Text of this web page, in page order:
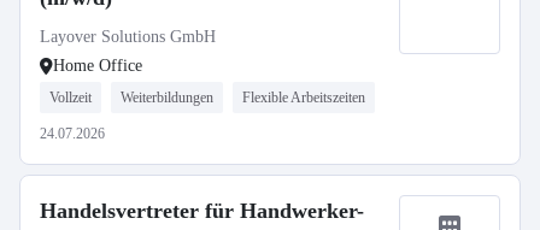
Layover Solutions GmbH
Home Office
Vollzeit Weiterbildungen Flexible Arbeitszeiten
24.07.2026
Handelsvertreter für Handwerker-